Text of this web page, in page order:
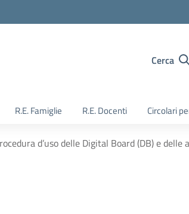
Cerca
R.E. Famiglie R.E. Docenti Circolari
d’uso delle Digital Board (DB) e